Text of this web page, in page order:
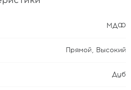
МДФ
Прямой, Высокий
Дуб